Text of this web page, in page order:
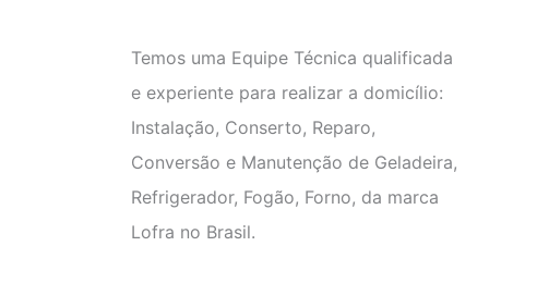
Temos uma Equipe Técnica qualificada
e experiente para realizar a domicílio:
Instalação, Conserto, Reparo,
Conversão e Manutenção de Geladeira,
Refrigerador, Fogão, Forno, da marca
Lofra no Brasil.